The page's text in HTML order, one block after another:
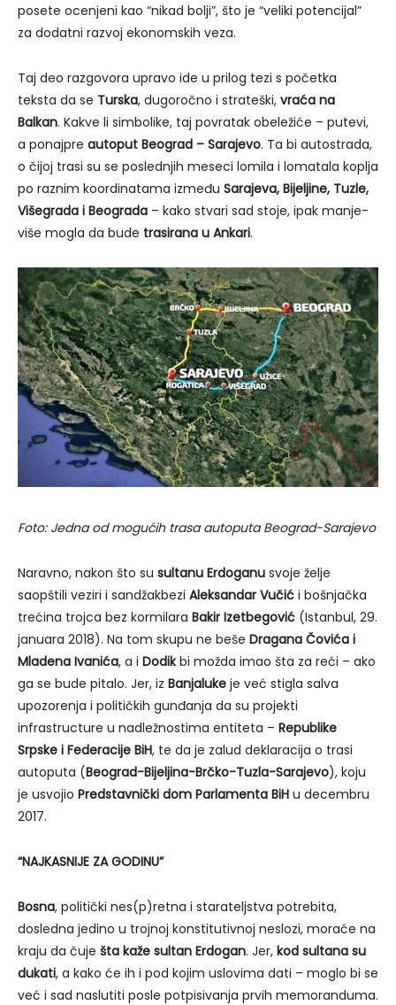
posete ocenjeni kao “nikad bolji”, što je “veliki potencijal”
za dodatni razvoj ekonomskih veza.
Taj deo razgovora upravo ide u prilog tezi s početka
teksta da se Turska, dugoročno i strateški, vraća na
Balkan. Kakve li simbolike, taj povratak obeležiće – putevi,
a ponajpre autoput Beograd – Sarajevo. Ta bi autostrada,
o čijoj trasi su se poslednjih meseci lomila i lomatala koplja
po raznim koordinatama između Sarajeva, Bijeljine, Tuzle,
Višegrada i Beograda – kako stvari sad stoje, ipak manje-
više mogla da bude trasirana u Ankari.
Foto: Jedna od mogućih trasa autoputa Beograd-Sarajevo
Naravno, nakon što su sultanu Erdoganu svoje želje
saopštili veziri i sandžakbezi Aleksandar Vučić i bošnjačka
trećina trojca bez kormilara Bakir Izetbegović (Istanbul, 29.
januara 2018). Na tom skupu ne beše Dragana Čovića i
Mladena Ivanića, a i Dodikbi možda imao šta za reći – ako
ga se bude pitalo. Jer, iz Banjaluke je već stigla salva
upozorenja i političkih gunđanja da su projekti
infrastructure u nadležnostima entiteta – Republike
Srpske i Federacije BiH, te da je zalud deklaracija o trasi
autoputa (Beograd-Bijeljina-Brčko-Tuzla-Sarajevo), koju
je usvojio Predstavnički dom Parlamenta BiH u decembru
2017.
“NAJKASNIJE ZA GODINU”
Bosna, politički nes(p)retna i starateljstva potrebita,
dosledna jedino u trojnoj konstitutivnoj neslozi, moraće na
kraju da čuje šta kaže sultan Erdogan. Jer, kod sultana su
dukati, a kako će ih i pod kojim uslovima dati – moglo bi se
već i sad naslutiti posle potpisivanja prvih memoranduma.